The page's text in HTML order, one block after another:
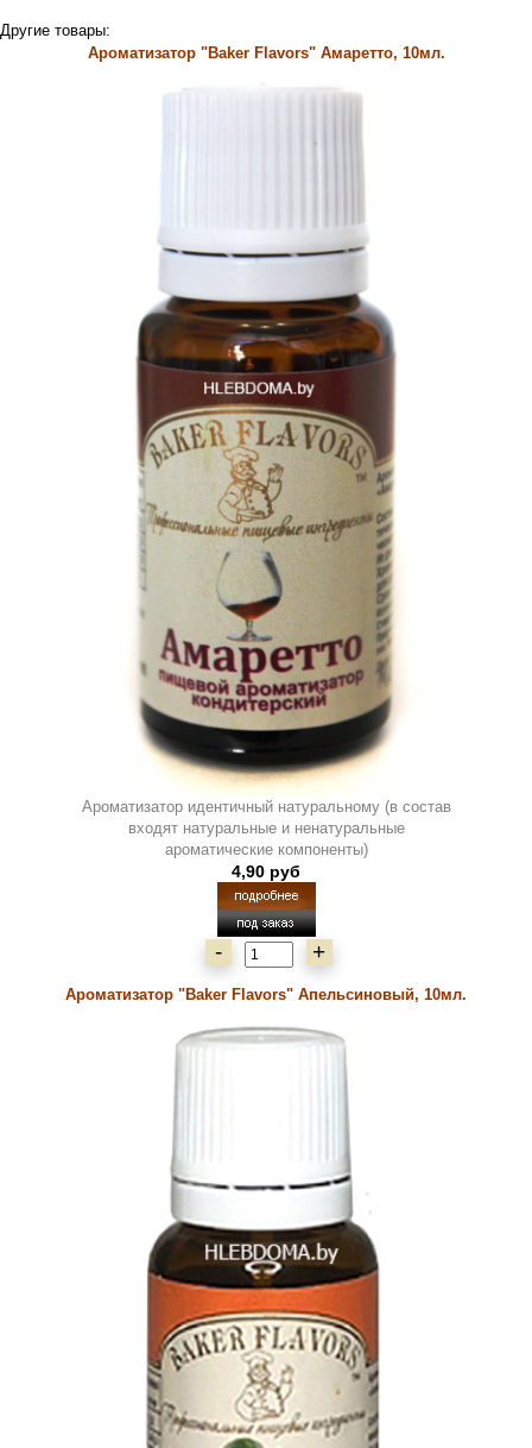
Другие товары:
Ароматизатор "Baker Flavors" Амаретто, 10мл.
Ароматизатор идентичный натуральному (в состав
входят натуральные и ненатуральные
ароматические компоненты)
4,90 руб
- +
Ароматизатор "Baker Flavors" Апельсиновый, 10мл.